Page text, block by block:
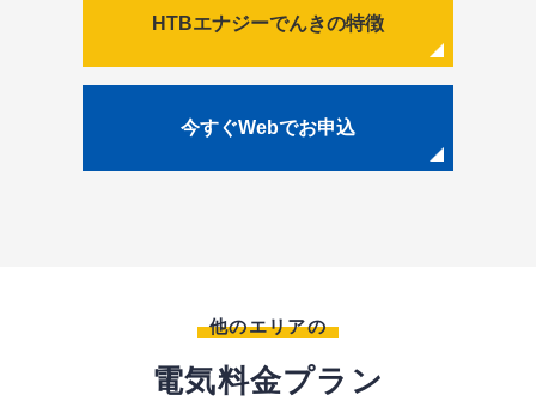
HTBエナジーでんきの特徴
今すぐWebでお申込
他のエリアの
電気料金プラン